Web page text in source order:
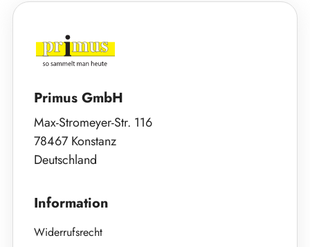
Primus GmbH
Max-Stromeyer-Str. 116
78467 Konstanz
Deutschland
Information
Widerrufsrecht